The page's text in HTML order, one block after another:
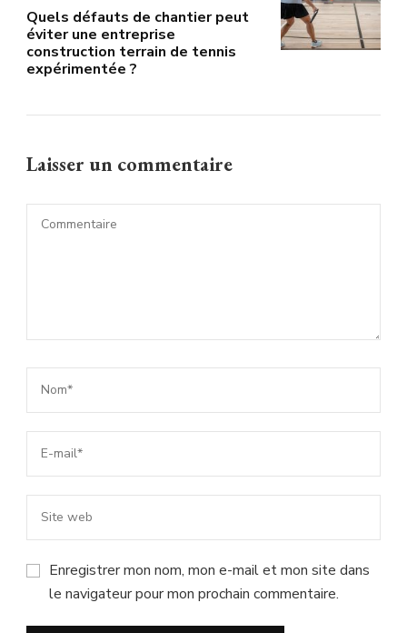
Quels défauts de chantier peut
éviter une entreprise
construction terrain de tennis
expérimentée ?
Laisser un commentaire
Enregistrer mon nom, mon e-mail et mon site dans
le navigateur pour mon prochain commentaire.